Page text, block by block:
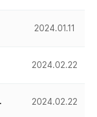
2024.01.11
2024.02.22
2024.02.22